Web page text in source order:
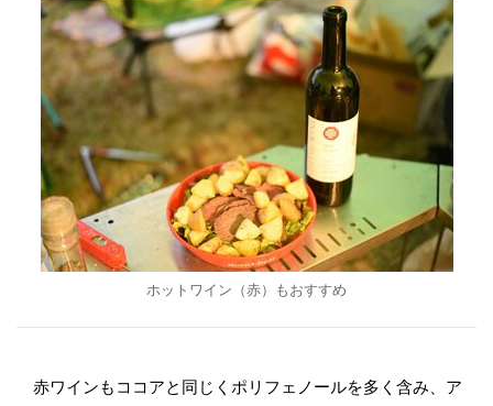
ホットワイン（赤）もおすすめ
赤ワインもココアと同じくポリフェノールを多く含み、ア